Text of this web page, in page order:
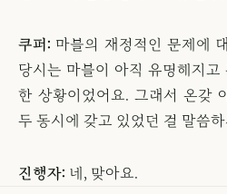
쿠퍼: 마블의 재정적인 문제에
당시는 마블이 아직 유명해지
한 상황이었어요. 그래서 온갖
두 동시에 갖고 있었던 걸 말씀하
진행자: 네, 맞아요.